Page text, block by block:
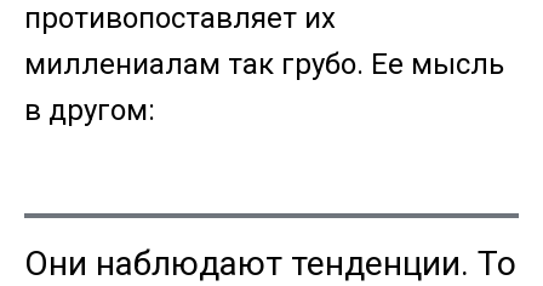
противопоставляет их
миллениалам так грубо. Ее мысль
в другом:
Они наблюдают тенденции. То